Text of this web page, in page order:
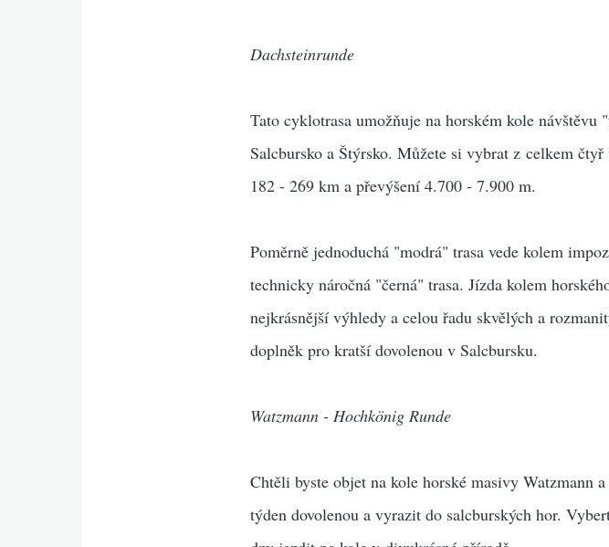
Dachsteinrunde
Tato cyklotrasa umožňuje na horském kole
Salcbursko a Štýrsko. Můžete si vybrat z celkem
182 - 269 km a převýšení 4.700 - 7.900 m.
Poměrně jednoduchá "modrá" trasa vede kolem
technicky náročná "černá" trasa. Jízda kolem
nejkrásnější výhledy a celou řadu skvělých a
doplněk pro kratší dovolenou v Salcbursku.
Watzmann - Hochkönig Runde
Chtěli byste objet na kole horské masivy Watzmann
týden dovolenou a vyrazit do salcburských hor.